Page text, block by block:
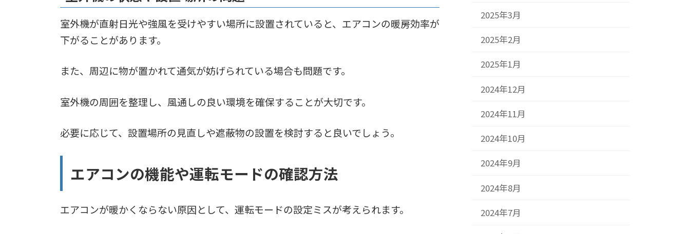
室外機が直射日光や強風を受けやすい場所に設置されていると、エアコンの暖房効率が
下がることがあります。
また、周辺に物が置かれて通気が妨げられている場合も問題です。
室外機の周囲を整理し、風通しの良い環境を確保することが大切です。
必要に応じて、設置場所の見直しや遮蔽物の設置を検討すると良いでしょう。
エアコンの機能や運転モードの確認方法
エアコンが暖かくならない原因として、運転モードの設定ミスが考えられます。
2025年3月
2025年2月
2025年1月
2024年12月
2024年11月
2024年10月
2024年9月
2024年8月
2024年7月